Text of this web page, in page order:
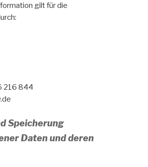
gilt für die
216 844
Speicherung
Daten und deren